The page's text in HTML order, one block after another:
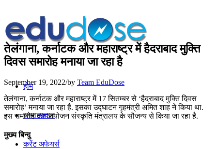
होम
सामान्यज्ञान
करेंट अफेयर्स
तेलंगाना, कर्नाटक और महाराष्ट्र में हैदराबाद मुक्ति
दिवस समारोह मनाया जा रहा है
September 19, 2022/by Team EduDose
तेलंगाना, कर्नाटक और महाराष्ट्र में 17 सितम्बर से ‘हैदराबाद मुक्ति दिवस
समारोह’ मनाया जा रहा है. इसका उद्घाटन गृहमंत्री अमित शाह ने किया था.
इस समारोह का आयोजन संस्कृति मंत्रालय के सौजन्य से किया जा रहा है.
मुख्य बिन्दु